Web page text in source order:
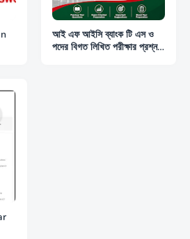
আই এফ আইসি ব্যাংক টি এস ও
পদের বিগত লিখিত পরীক্ষার প্রশ্ন